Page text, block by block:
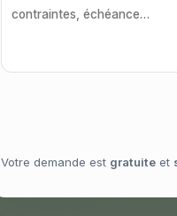
Votre demande est gratuite et